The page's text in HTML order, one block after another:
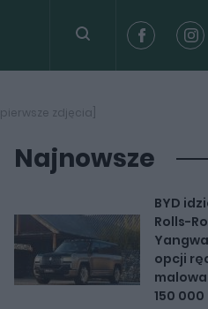
zdjęcia]
Najnowsze
BYD
Rolls-
opcji
150 000